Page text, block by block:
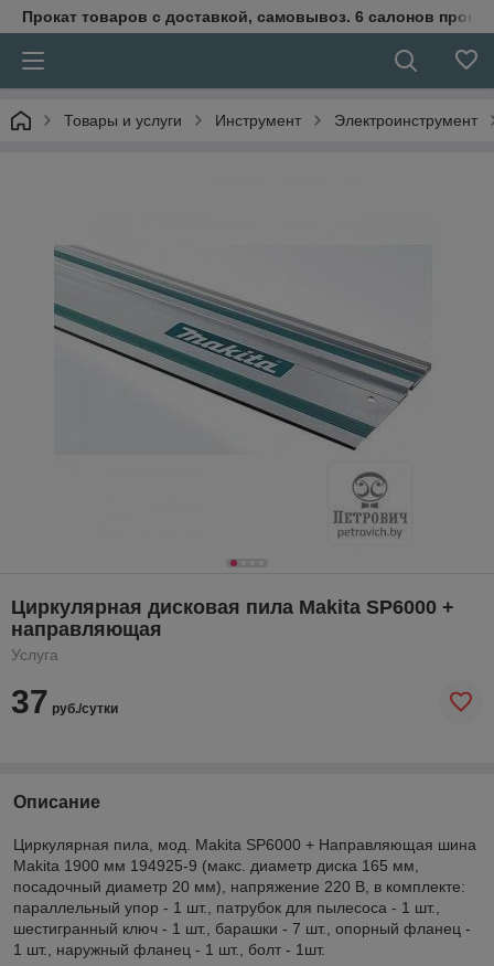
Прокат товаров с доставкой, самовывоз. 6 салонов
Товары и услуги Инструмент Электроинструмент
Циркулярная дисковая пила Makita SP6000 +
направляющая
Услуга
37 руб./сутки
Описание
Циркулярная пила, мод. Makita SP6000 + Направляющая шина
Makita 1900 мм 194925-9 (макс. диаметр диска 165 мм,
посадочный диаметр 20 мм), напряжение 220 В, в комплекте:
параллельный упор - 1 шт., патрубок для пылесоса - 1 шт.,
шестигранный ключ - 1 шт., барашки - 7 шт., опорный фланец -
1 шт., наружный фланец - 1 шт., болт - 1шт.